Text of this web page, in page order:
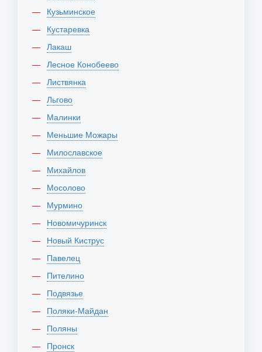
Кузьминское
Кустаревка
Лакаш
Лесное Конобеево
Листвянка
Льгово
Малинки
Меньшие Можары
Милославское
Михайлов
Мосолово
Мурмино
Новомичуринск
Новый Киструс
Павелец
Пителино
Подвязье
Поляки-Майдан
Поляны
Пронск